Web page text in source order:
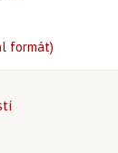
formát)